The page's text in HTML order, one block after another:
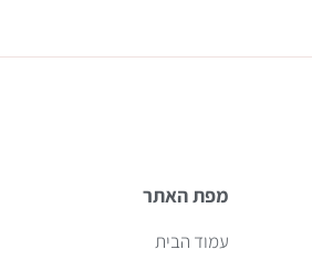
מפת האתר
עמוד הבית